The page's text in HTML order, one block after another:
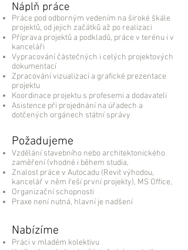
Náplň práce
Práce pod odborným vedením na široké škále
projektů, od jejich začátků až po realizaci
Příprava projektů a podkladů, práce v terénu i v
kanceláři
Vypracování částečných i celých projektových
dokumentací
Zpracování vizualizací a grafické prezentace
projektu
Koordinace projektu s profesemi a dodavateli
Asistence při projednání na úřadech a
dotčených orgánech státní správy
Požadujeme
Vzdělání stavebního nebo architektonického
zaměření (vhodné i během studia,
Znalost práce v Autocadu (Revit výhodou,
kancelář v něm řeší první projekty), MS Office,
Organizační schopnosti
Praxe není nutná, hlavní je nadšení
Nabízíme
Práci v mladém kolektivu